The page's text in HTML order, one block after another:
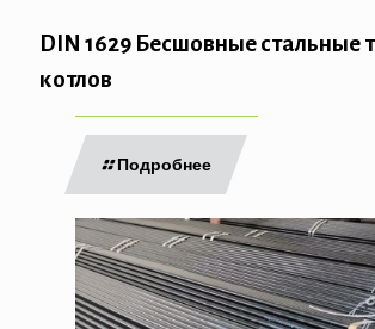
DIN 1629 Бесшовные стальные
котлов
Подробнее